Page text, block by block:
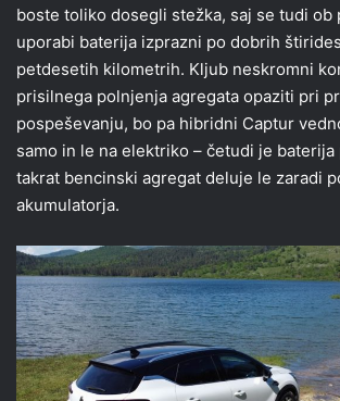
boste toliko dosegli stežka, saj se tudi ob
uporabi baterija izprazni po dobrih
petdesetih kilometrih. Kljub neskromni
prisilnega polnjenja agregata opaziti pri
pospeševanju, bo pa hibridni Captur
samo in le na elektriko – četudi je baterija
takrat bencinski agregat deluje le zaradi
akumulatorja.